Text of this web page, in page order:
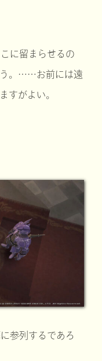
に留まらせるの
う。……お前には遠
すがよい。
参列するであろ